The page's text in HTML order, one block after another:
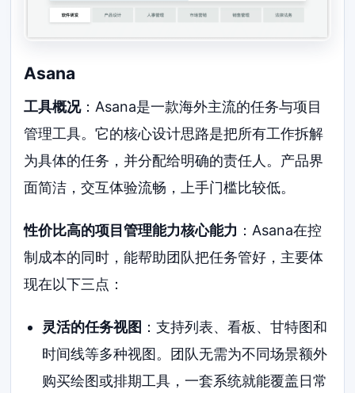
Asana
工具概况：Asana是一款海外主流的任务与项目
管理工具。它的核心设计思路是把所有工作拆解
为具体的任务，并分配给明确的责任人。产品界
面简洁，交互体验流畅，上手门槛比较低。
性价比高的项目管理能力核心能力 ：Asana在控
制成本的同时，能帮助团队把任务管好，主要体
现在以下三点：
灵活的任务视图 ：支持列表、看板、甘特图和
时间线等多种视图。团队无需为不同场景额外
购买绘图或排期工具，一套系统就能覆盖日常